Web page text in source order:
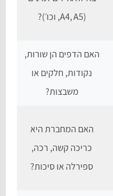
(A4, A5, וכו׳)?
האם הדפים הן שורות,
נקודות, חלקים או
משבצות?
האם המחברת היא
כריכה קשה, רכה,
ספירלה או סיכות?